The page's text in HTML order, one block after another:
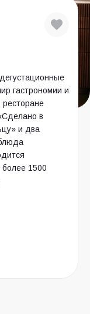
гастрономии и
ресторане
в
и два
1500